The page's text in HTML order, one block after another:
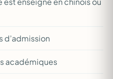
d’admission
académiques